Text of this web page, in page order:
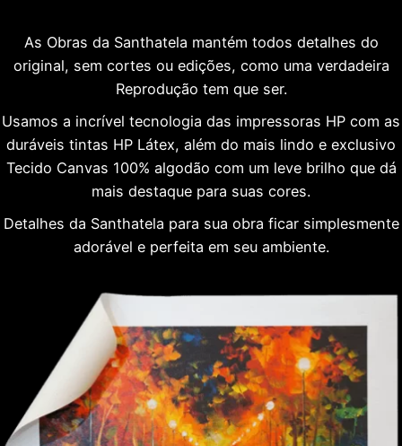
As Obras da Santhatela mantém todos detalhes do
original, sem cortes ou edições, como uma verdadeira
Reprodução tem que ser.
Usamos a incrível tecnologia das impressoras HP com as
duráveis tintas HP Látex, além do mais lindo e exclusivo
Tecido Canvas 100% algodão com um leve brilho que dá
mais destaque para suas cores.
Detalhes da Santhatela para sua obra ficar simplesmente
adorável e perfeita em seu ambiente.